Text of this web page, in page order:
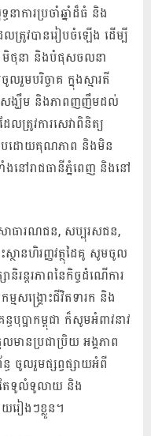
ាការប្រចាំឆ្នាំដ៏ធំ និង
ត្រូវបានរៀបចំឡើង ដើម្បី
មិថុនា និងបំផុសចលនា
រួមបរិច្ចាគ ក្នុងស្មារតី
ក្ដីសង្ឃឹម និងភាពញញឹមដល់
លត្រូវការសេវាពិនិត្យ
បដោយគុណភាព និងមិន
ាំងនៅរាជធានីភ្នំពេញ និងនៅ
សាធារណជន, សប្បុរសជន,
ានហិរញ្ញវត្ថុដៃគូ សូមចូល
ានិរន្តរភាពនៃកិច្ចដំណើការ
ម្មសង្រ្គោះជីវិតទារក និង
បុប្ផាកម្ពុជា ក៏សូមអំពាវនាវ
មានប្រជាប្រិយ អង្គភាព
ធ ចូលរួមផ្សព្វផ្សាយអំពី
តែទូលំទូលាយ និង
រៀងៗខ្លួន។